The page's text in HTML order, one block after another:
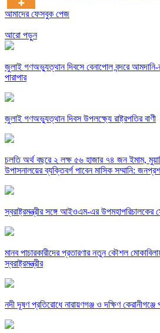
আমাদের ফেসবুক পেজ
আরো পড়ুন
জুলাই গণঅভ্যুত্থান দিবসে বেনাপোল বন্দরে আমদানি-
পারাপার
জুলাই গণঅভ্যুত্থান দিবস উপলক্ষ্যে রাষ্ট্রপতির বাণী
চলতি অর্থ বছরে ২ লক্ষ ৫৬ হাজার ৭৪ জন ইমাম,
উপাসনালয়ের ব্যক্তিবর্গ পাবেন মাসিক সম্মানি:
স্বরাষ্ট্রমন্ত্রীর সঙ্গে আইওএম-এর উপমহাপরিচালকের
মানব পাচারকারীদের প্রতারণার নতুন কৌশল
স্বরাষ্ট্রমন্ত্রীর
নদী দূষণ প্রতিরোধে নারায়ণগঞ্জ ও দক্ষিণ